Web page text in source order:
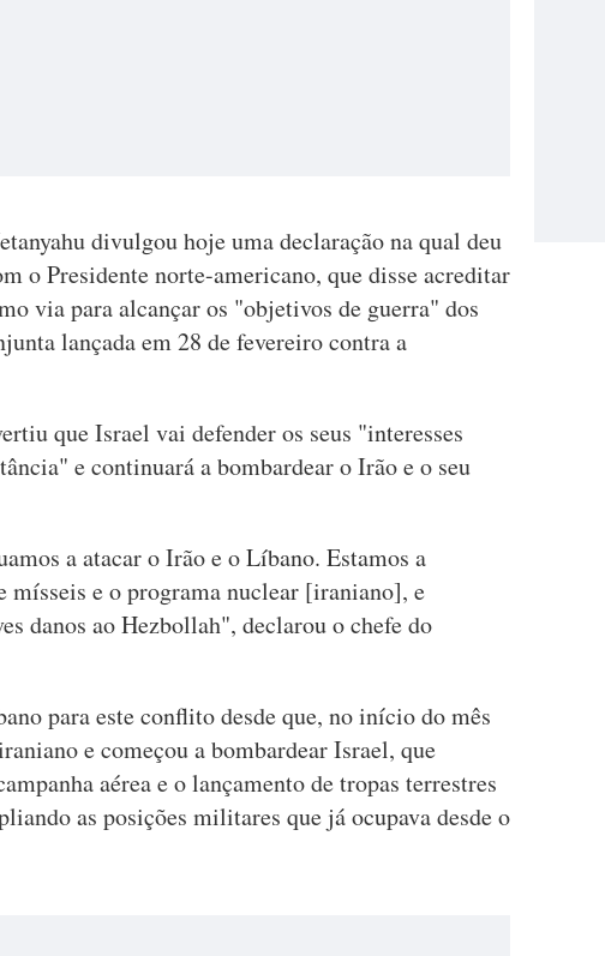
divulgou hoje uma declaração na qual deu
o Presidente norte-americano, que disse acreditar
via para alcançar os "objetivos de guerra" dos
lançada em 28 de fevereiro contra a
que Israel vai defender os seus "interesses
e continuará a bombardear o Irão e o seu
a atacar o Irão e o Líbano. Estamos a
mísseis e o programa nuclear [iraniano], e
danos ao Hezbollah", declarou o chefe do
para este conflito desde que, no início do mês
e começou a bombardear Israel, que
aérea e o lançamento de tropas terrestres
as posições militares que já ocupava desde o